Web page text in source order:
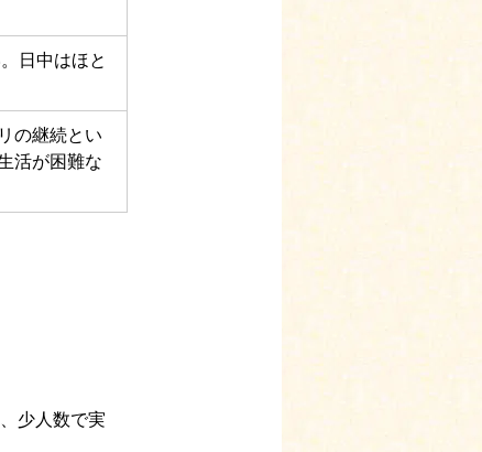
日中はほと
の継続とい
活が困難な
少人数で実